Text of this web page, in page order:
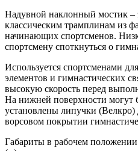
Надувной наклонный мостик –
классическим трамплинам из
начинающих спортсменов.
спортсмену споткнуться о
Используется спортсменами
элементов и гимнастических
высокую скорость перед
На нижней поверхности могут
установлены липучки
ворсовом покрытии
Габариты в рабочем